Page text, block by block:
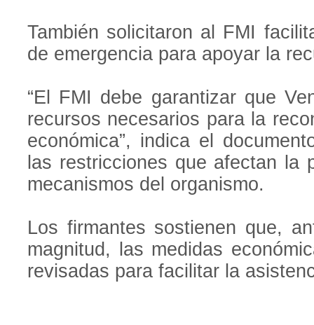
También solicitaron al FMI
de emergencia para apoyar la
“El FMI debe garantizar que
recursos necesarios para la
económica”, indica el
las restricciones que afectan la
mecanismos del organismo.
Los firmantes sostienen que,
magnitud, las medidas
revisadas para facilitar la